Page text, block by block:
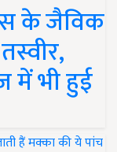
के जैविक
में भी हुई